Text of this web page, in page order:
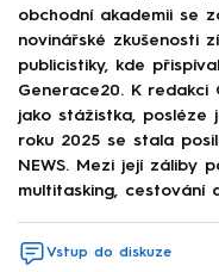
obchodní akademii se
novinářské zkušenosti
publicistiky, kde
Generace20. K redakci
jako stážistka, posléze
roku 2025 se stala
NEWS. Mezi její záliby
multitasking,
Vstup do diskuze